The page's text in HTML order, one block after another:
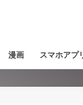
漫画 スマホアプ